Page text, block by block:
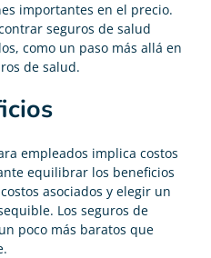
importantes en el precio.
seguros de salud
como un paso más allá en
de salud.
empleados implica costos
equilibrar los beneficios
asociados y elegir un
Los seguros de
poco más baratos que